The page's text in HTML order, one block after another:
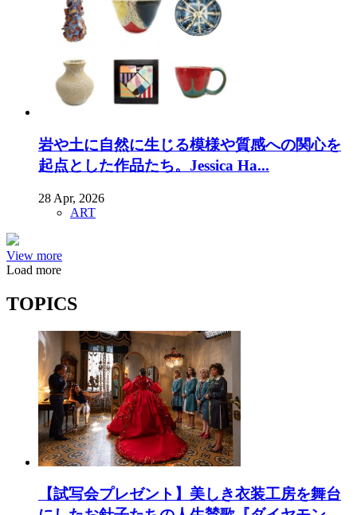
岩や土に自然に生じる模様や質感への関心を
起点とした作品たち。Jessica Ha...
28 Apr, 2026
ART
View more
Load more
TOPICS
【試写会プレゼント】美しき衣装工房を舞台